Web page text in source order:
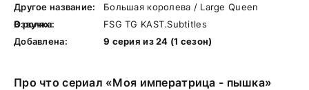
Другое название:
Большая королева / Large Queen
В ролях:
Озвучка:
FSG TG KAST.Subtitles
Добавлена:
9 серия из 24 (1 сезон)
Про что сериал «Моя императрица - пышка»